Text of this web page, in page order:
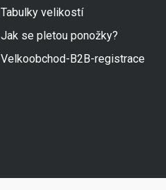
Tabulky velikostí
Jak se pletou ponožky?
Velkoobchod-B2B-registrace